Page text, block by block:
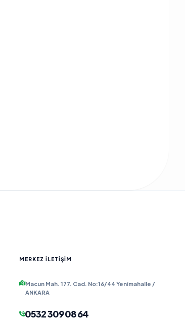
MERKEZ İLETIŞIM
Macun Mah. 177. Cad. No:16/44 Yenimahalle /
ANKARA
0532 309 08 64